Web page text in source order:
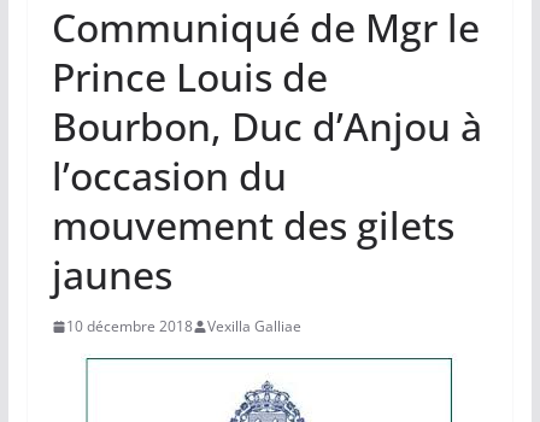
Communiqué de Mgr le
Prince Louis de
Bourbon, Duc d’Anjou à
l’occasion du
mouvement des gilets
jaunes
10 décembre 2018 Vexilla Galliae